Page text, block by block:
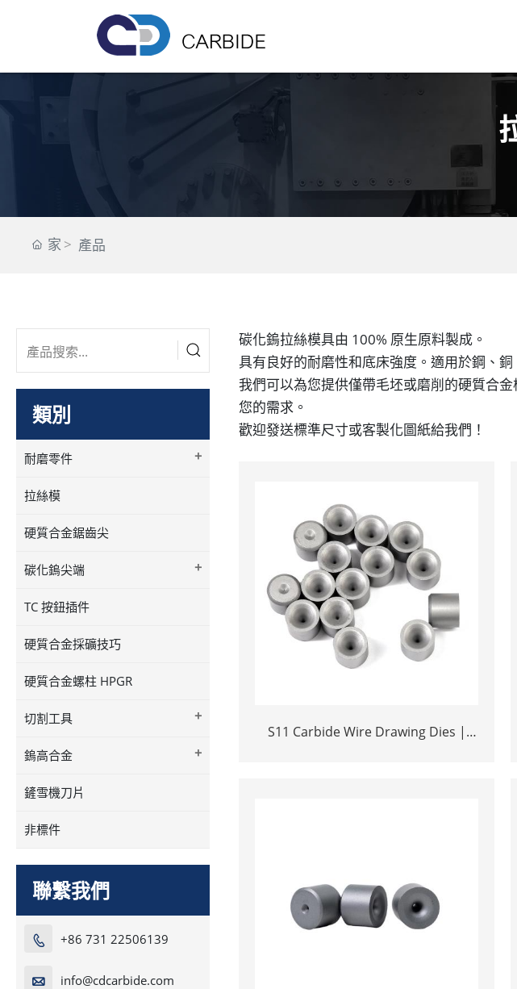
家 產品
類別
+
耐磨零件
拉絲模
硬質合金鋸齒尖
+
碳化鎢尖端
TC 按鈕插件
硬質合金採礦技巧
硬質合金螺柱 HPGR
+
切割工具
+
鎢高合金
鏟雪機刀片
非標件
聯繫我們
 +86 731 22506139
 info@cdcarbide.com
碳化鎢拉絲模具由 100% 原生原料製成。
具有良好的耐磨性和底床強度。適用於鋼、
我們可以為您提供僅帶毛坯或磨削的硬質合
您的需求。
歡迎發送標準尺寸或客製化圖紙給我們！
S11 Carbide Wire Drawing Dies |